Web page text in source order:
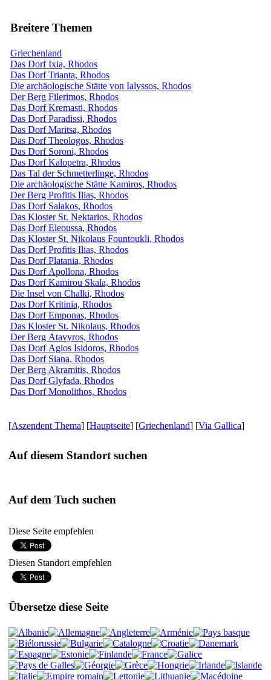
Breitere Themen
Griechenland
Das Dorf Ixia, Rhodos
Das Dorf Trianta, Rhodos
Die archäologische Stätte von Ialyssos, Rhodos
Der Berg Filerimos, Rhodos
Das Dorf Kremasti, Rhodos
Das Dorf Paradissi, Rhodos
Das Dorf Maritsa, Rhodos
Das Dorf Theologos, Rhodos
Das Dorf Soroni, Rhodos
Das Dorf Kalopetra, Rhodos
Das Tal der Schmetterlinge, Rhodos
Die archäologische Stätte Kamiros, Rhodos
Der Berg Profitis Ilias, Rhodos
Das Dorf Salakos, Rhodos
Das Kloster St. Nektarios, Rhodos
Das Dorf Eleoussa, Rhodos
Das Kloster St. Nikolaus Fountoukli, Rhodos
Das Dorf Profitis Ilias, Rhodos
Das Dorf Platania, Rhodos
Das Dorf Apollona, ​​Rhodos
Das Dorf Kamirou Skala, Rhodos
Die Insel von Chalki, Rhodos
Das Dorf Kritinia, Rhodos
Das Dorf Emponas, Rhodos
Das Kloster St. Nikolaus, Rhodos
Der Berg Atavyros, Rhodos
Das Dorf Agios Isidoros, Rhodos
Das Dorf Siana, Rhodos
Der Berg Akramitis, Rhodos
Das Dorf Glyfada, Rhodos
Das Dorf Monolithos, Rhodos
[Aszendent Thema] [Hauptseite] [Griechenland] [Via Gallica]
Auf diesem Standort suchen
Auf dem Tuch suchen
Diese Seite empfehlen
Diesen Standort empfehlen
Übersetze diese Seite